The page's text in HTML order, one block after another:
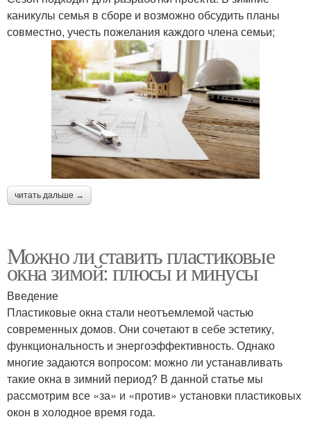
каникулы семья в сборе и возможно обсудить планы
совместно, учесть пожелания каждого члена семьи;
читать дальше →
Можно ли ставить пластиковые
окна зимой: плюсы и минусы
Введение
Пластиковые окна стали неотъемлемой частью
современных домов. Они сочетают в себе эстетику,
функциональность и энергоэффективность. Однако
многие задаются вопросом: можно ли устанавливать
такие окна в зимний период? В данной статье мы
рассмотрим все «за» и «против» установки пластиковых
окон в холодное время года.